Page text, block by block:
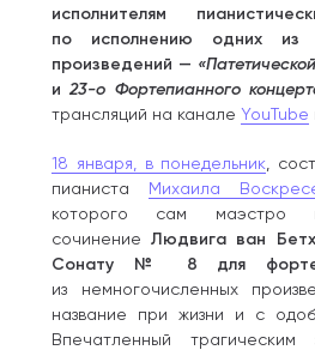
исполнителям
по исполнению одних из
произведений —
и23-о Фортепианного
трансляций на канале YouTube
18 января, в понедельник ,
пианиста Михаила
которого сам маэстро
сочинениеЛюдвига ван
Сонату № 8 для
из немногочисленных
название при жизни и с
Впечатленный трагическим